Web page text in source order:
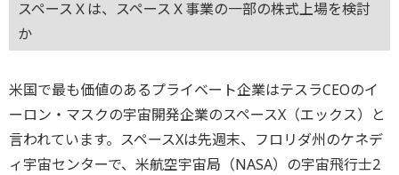
スペースＸは、スペースＸ事業の一部の株式上場を検討
か
米国で最も価値のあるプライベート企業はテスラCEOのイ
ーロン・マスクの宇宙開発企業のスペースX（エックス）と
言われています。スペースXは先週末、フロリダ州のケネデ
ィ宇宙センターで、米航空宇宙局（NASA）の宇宙飛行士2